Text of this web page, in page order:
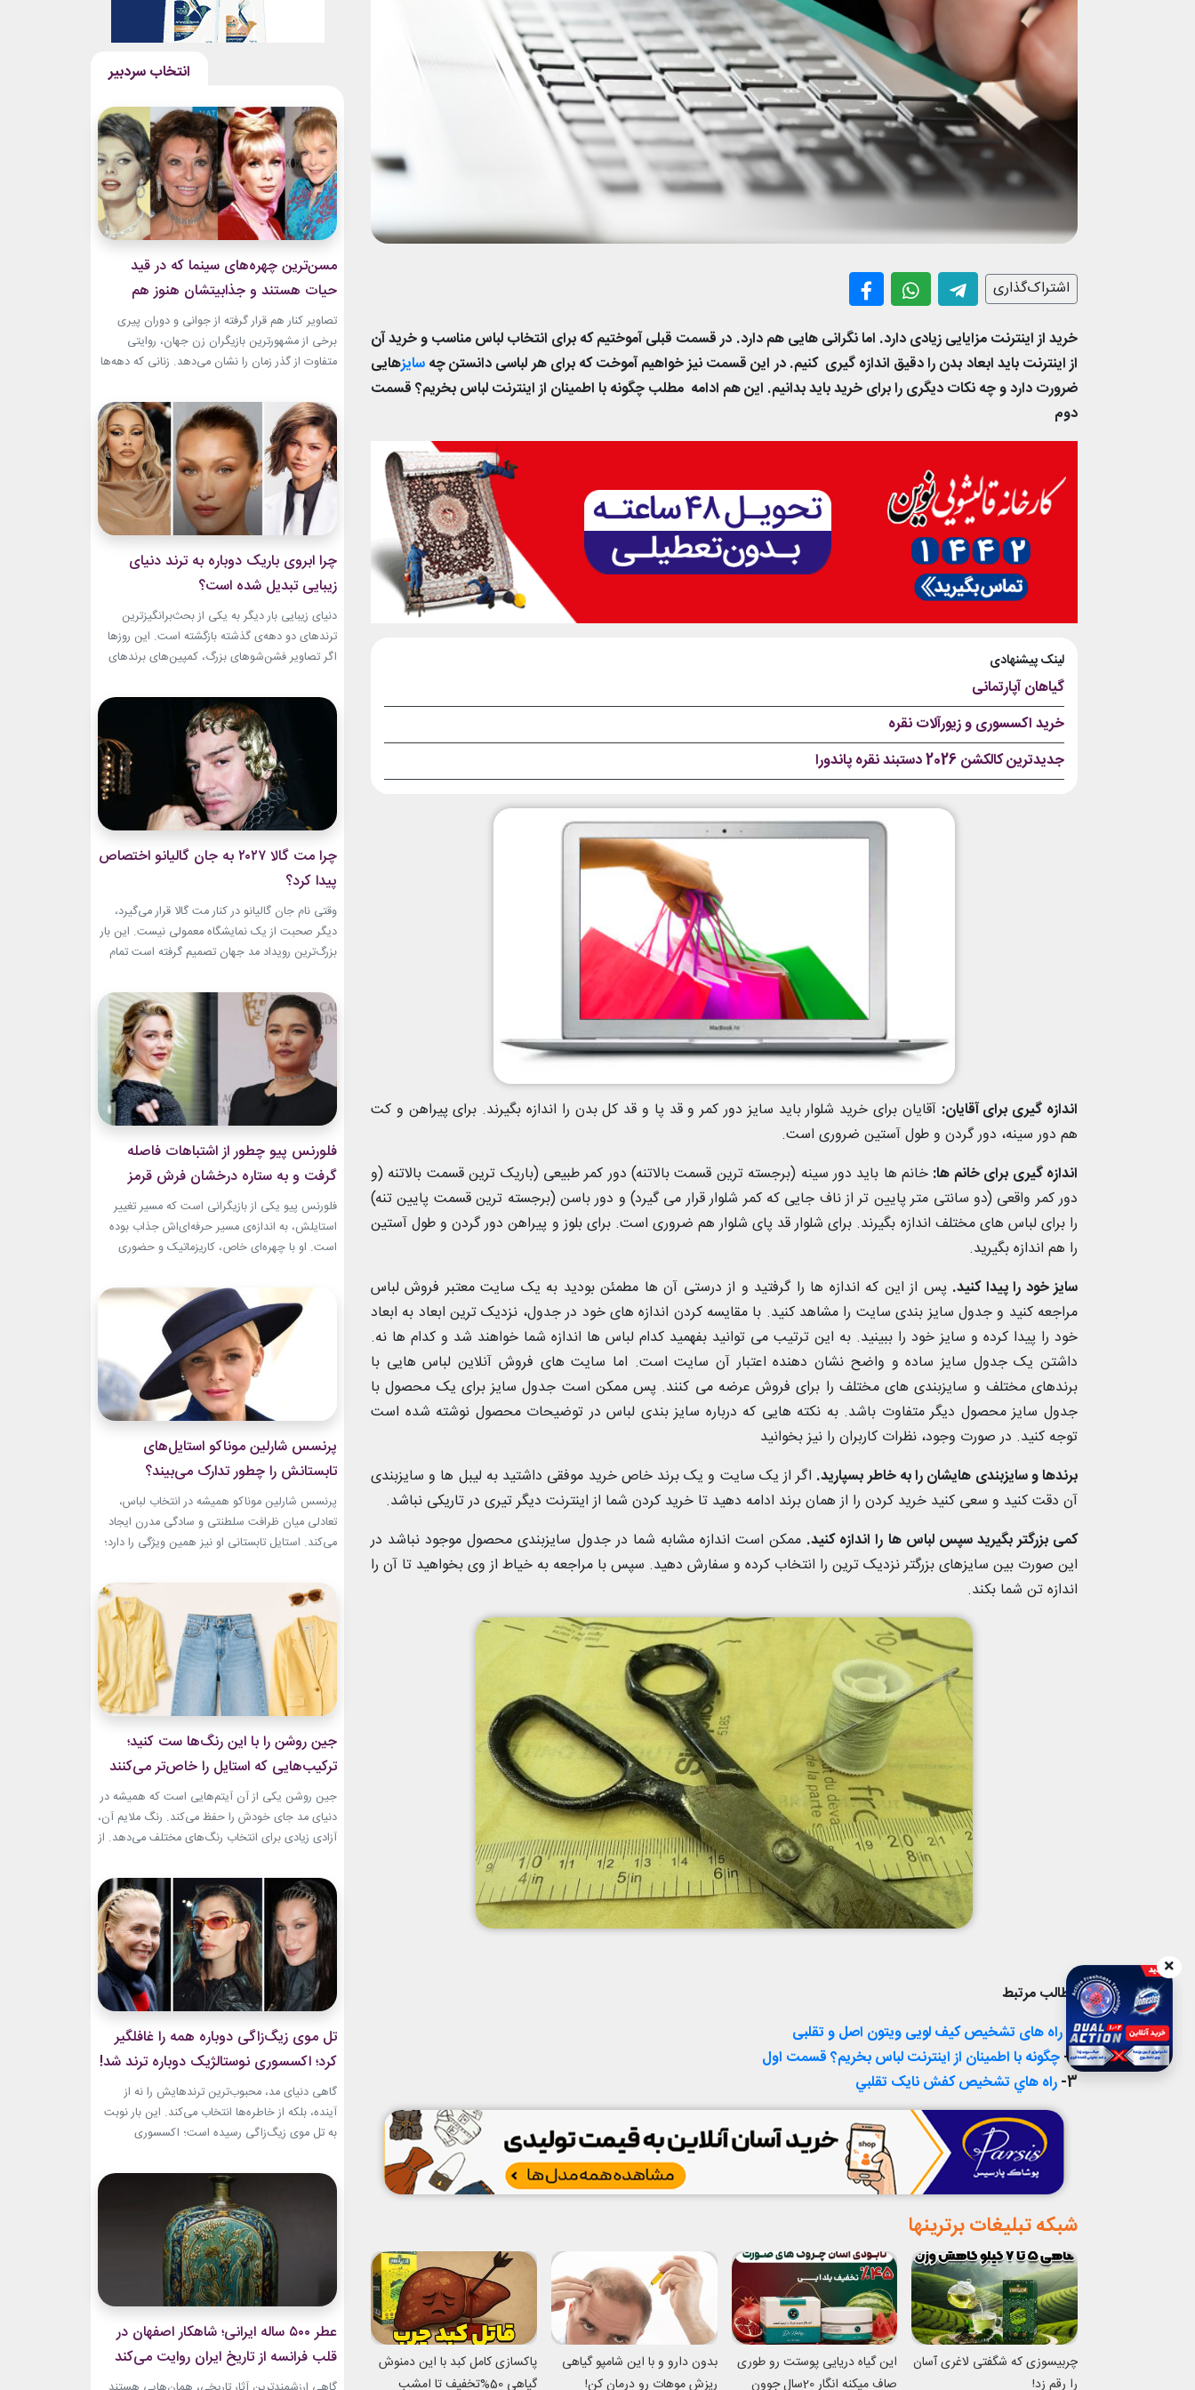
اشتراک‌گذاری
خرید از اینترنت مزایایی زیادی دارد. اما نگرانی هایی هم دارد. در قسمت قبلی آموختیم که برای انتخاب لباس مناسب و خرید آن
از اینترنت باید ابعاد بدن را دقیق اندازه گیری کنیم. در این قسمت نیز خواهیم آموخت که برای هر لباسی دانستن چهسایزهایی
ضرورت دارد و چه نکات دیگری را برای خرید باید بدانیم. این هم ادامه مطلب چگونه با اطمينان از اينترنت لباس بخريم؟ قسمت
دوم
لینک پیشنهادی
گیاهان آپارتمانی
خرید اکسسوری و زیورآلات نقره
جدیدترین کالکشن 2026 دستبند نقره پاندورا
اندازه گیری برای آقایان: آقایان برای خرید شلوار باید سایز دور کمر و قد پا و قد کل بدن را اندازه بگیرند. برای پیراهن و کت
هم دور سینه، دور گردن و طول آستین ضروری است.
اندازه گیری برای خانم ها: خانم ها باید دور سینه (برجسته ترین قسمت بالاتنه) دور کمر طبیعی (باریک ترین قسمت بالاتنه (و
دور کمر واقعی (دو سانتی متر پایین تر از ناف جایی که کمر شلوار قرار می گیرد) و دور باسن (برجسته ترین قسمت پایین تنه)
را برای لباس های مختلف اندازه بگیرند. برای شلوار قد پای شلوار هم ضروری است. برای بلوز و پیراهن دور گردن و طول آستین
را هم اندازه بگیرید.
سایز خود را پیدا کنید. پس از این که اندازه ها را گرفتید و از درستی آن ها مطمئن بودید به یک سایت معتبر فروش لباس
مراجعه کنید و جدول سایز بندی سایت را مشاهد کنید. با مقایسه کردن اندازه های خود در جدول، نزدیک ترین ابعاد به ابعاد
خود را پیدا کرده و سایز خود را ببینید. به این ترتیب می توانید بفهمید کدام لباس ها اندازه شما خواهند شد و کدام ها نه.
داشتن یک جدول سایز ساده و واضح نشان دهنده اعتبار آن سایت است. اما سایت های فروش آنلاین لباس هایی با
برندهای مختلف و سایزبندی های مختلف را برای فروش عرضه می کنند. پس ممکن است جدول سایز برای یک محصول با
جدول سایز محصول دیگر متفاوت باشد. به نکته هایی که درباره سایز بندی لباس در توضیحات محصول نوشته شده است
توجه کنید. در صورت وجود، نظرات کاربران را نیز بخوانید
برندها و سایزبندی هایشان را به خاطر بسپارید. اگر از یک سایت و یک برند خاص خرید موفقی داشتید به لیبل ها و سایزبندی
آن دقت کنید و سعی کنید خرید کردن را از همان برند ادامه دهید تا خرید کردن شما از اینترنت دیگر تیری در تاریکی نباشد.
کمی بزرگتر بگیرید سپس لباس ها را اندازه کنید. ممکن است اندازه مشابه شما در جدول سایزبندی محصول موجود نباشد در
این صورت بین سایزهای بزرگتر نزدیک ترین را انتخاب کرده و سفارش دهید. سپس با مراجعه به خیاط از وی بخواهید تا آن را
اندازه تن شما بکند.
مطالب مرتبط
1- راه های تشخیص کیف لویی ویتون اصل و تقلبی
2- چگونه با اطمينان از اينترنت لباس بخريم؟ قسمت اول
3- راه هاي تشخيص کفش نايک تقلبي
شبکه تبلیغات برترینها
چربیسوزی که شگفتی لاغری آسان
را رقم زد!
این گیاه دریایی پوستت رو طوری
صاف میکنه انگار 20سال جوون
بدون دارو و با این شامپو گیاهی
ریزش موهات رو درمان کن!
پاکسازی کامل کبد با این دمنوش
گیاهی 50%تخفیف تا امشب
مسن‌ترین چهره‌های سینما که در قید
حیات هستند و جذابیتشان هنوز هم
باقیست!
تصاویر کنار هم قرار گرفته از جوانی و دوران پیری
برخی از مشهورترین بازیگران زن جهان، روایتی
متفاوت از گذر زمان را نشان می‌دهد. زنانی که دهه‌ها
و میراث هنری خود الهام‌بخش هستند. بازیگران زن
مسن سینما ثابت کرده‌اند که جذابیت واقعی تنها به
سال‌های جوانی محدود...
چرا ابروی باریک دوباره به ترند دنیای
زیبایی تبدیل شده است؟
دنیای زیبایی بار دیگر به یکی از بحث‌برانگیزترین
ترندهای دو دهه‌ی گذشته بازگشته است. این روزها
اگر تصاویر فشن‌شوهای بزرگ، کمپین‌های برندهای
حضور ابروی باریک مدرن را به‌وضوح خواهید دید. با
این حال، این بازگشت شباهت چندانی به ابروهای
بسیار نازک دهه ۱۹۹۰ و اوایل دهه...
چرا مت گالا ۲۰۲۷ به جان گالیانو اختصاص
پیدا کرد؟
وقتی نام جان گالیانو در کنار مت گالا قرار می‌گیرد،
دیگر صحبت از یک نمایشگاه معمولی نیست. این بار
بزرگ‌ترین رویداد مد جهان تصمیم گرفته است تمام
طراحان تاریخ را به تصویر بکشد. نمایشگاه John
Galliano: Horizons که با عنوان «افق‌های جان
گالیانو» شناخته می‌شود، فقط مرور لباس‌های...
فلورنس پیو چطور از اشتباهات فاصله
گرفت و به ستاره درخشان فرش قرمز
تبدیل شد؟
فلورنس پیو یکی از بازیگرانی است که مسیر تغییر
استایلش، به اندازه‌ی مسیر حرفه‌ای‌اش جذاب بوده
است. او با چهره‌ای خاص، کاریزماتیک و حضوری
سال‌های ابتدایی فعالیتش هنوز زبان شخصی خود را
در مد پیدا نکرده بود.لینک پیشنهادیخرید اکسسوری
و زیورآلات نقرهجدیدترین کالکشن 2026 دستبند...
پرنسس شارلین موناکو استایل‌های
تابستانش را چطور تدارک می‌بیند؟
پرنسس شارلین موناکو همیشه در انتخاب لباس،
تعادلی میان ظرافت سلطنتی و سادگی مدرن ایجاد
می‌کند. استایل تابستانی او نیز همین ویژگی را دارد؛
طراحی‌هایی که برای روزهای گرم، هم راحت هستند
و هم باشکوه. از مراسم‌های رسمی کاخ گرفته تا
حضورهای صمیمی‌تر، شارلین نشان داده که
پیراهن‌های...
جین روشن را با این رنگ‌ها ست کنید؛
ترکیب‌هایی که استایل را خاص‌تر می‌کنند
جین روشن یکی از آن آیتم‌هایی است که همیشه در
دنیای مد جای خودش را حفظ می‌کند. رنگ ملایم آن،
آزادی زیادی برای انتخاب رنگ‌های مختلف می‌دهد. از
مینیمال، جین روشن می‌تواند پایه یک ظاهر شیک و
امروزی باشد. کافی است رنگ همراه آن را درست
انتخاب...
تل موی زیگ‌زاگی دوباره همه را غافلگیر
کرد؛ اکسسوری نوستالژیک دوباره ترند شد!
گاهی دنیای مد، محبوب‌ترین ترندهایش را نه از
آینده، بلکه از خاطره‌ها انتخاب می‌کند. این بار نوبت
به تل موی زیگ‌زاگی رسیده است؛ اکسسوری‌
اوایل دهه ۲۰۰۰ به یاد دارند و حالا با ظاهری آشنا اما
جایگاهی تازه، دوباره به مرکز توجه برگشته است....
عطر ۵۰۰ ساله ایرانی؛ شاهکار اصفهان در
قلب فرانسه از تاریخ ایران روایت می‌کند